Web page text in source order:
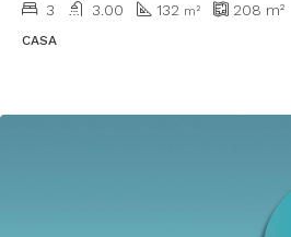
3 3.00 132 m² 208 m²
CASA